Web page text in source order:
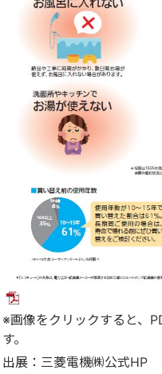
※画像をクリックすると、
す。
出展：三菱電機㈱公式HP